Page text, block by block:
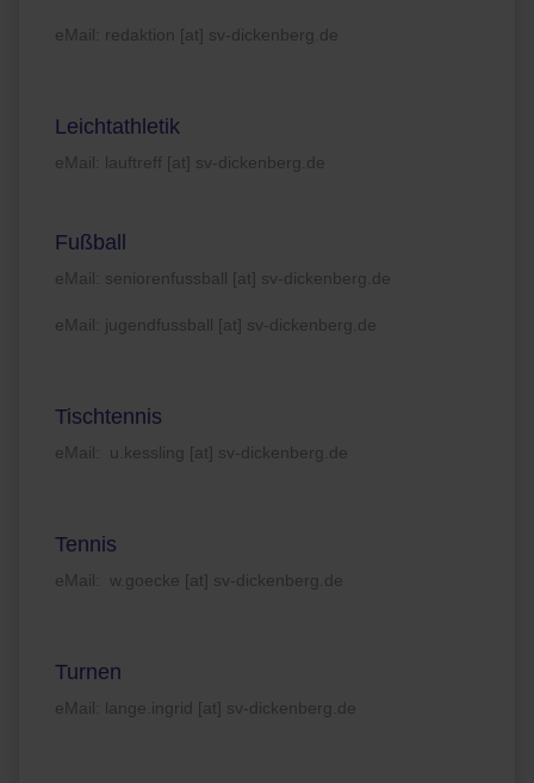
eMail: redaktion [at] sv-dickenberg.de
Leichtathletik
eMail: lauftreff [at] sv-dickenberg.de
Fußball
eMail: seniorenfussball [at] sv-dickenberg.de
eMail: jugendfussball [at] sv-dickenberg.de
Tischtennis
eMail: u.kessling [at] sv-dickenberg.de
Tennis
eMail: w.goecke [at] sv-dickenberg.de
Turnen
eMail: lange.ingrid [at] sv-dickenberg.de